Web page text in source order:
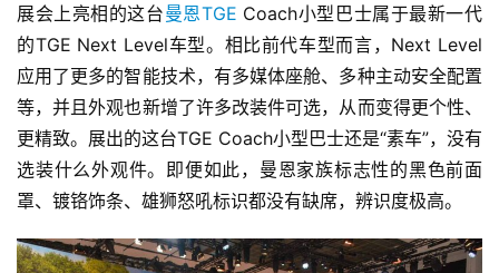
展会上亮相的这台曼恩TGE Coach小型巴士属于最新一代
的TGE Next Level车型。相比前代车型而言，Next Level
应用了更多的智能技术，有多媒体座舱、多种主动安全配置
等，并且外观也新增了许多改装件可选，从而变得更个性、
更精致。展出的这台TGE Coach小型巴士还是“素车”，没有
选装什么外观件。即便如此，曼恩家族标志性的黑色前面
罩、镀铬饰条、雄狮怒吼标识都没有缺席，辨识度极高。